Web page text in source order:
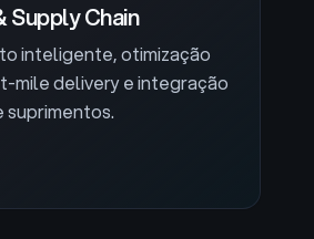
Supply Chain
inteligente, otimização
mile delivery e integração
suprimentos.